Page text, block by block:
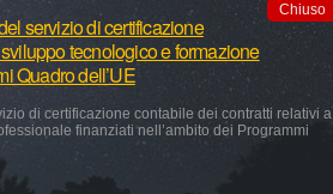
Chiuso
servizio di certificazione
tecnologico e formazione
Quadro dell’UE
di certificazione contabile dei contratti relativi a
finanziati nell’ambito dei Programmi